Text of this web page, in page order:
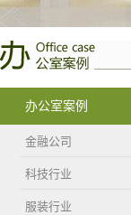
办公室案例
金融公司
科技行业
服装行业